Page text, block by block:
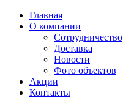
Главная
О компании
Сотрудничество
Доставка
Новости
Фото объектов
Акции
Контакты